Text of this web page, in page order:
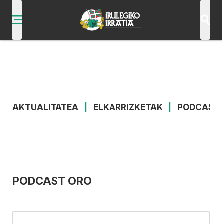
AKTUALITATEA ELKARRIZKETAK
PODCAST ORO